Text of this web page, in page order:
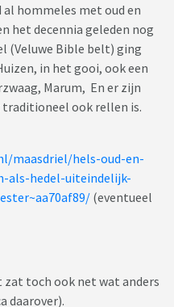
hommeles met oud en
het decennia geleden nog
(Veluwe Bible belt) ging
in het gooi, ook een
Marum, En er zijn
ook rellen is.
maasdriel/hels-oud-en-
als-hedel-uiteindelijk-
(eventueel
zat toch ook net wat anders
daarover).